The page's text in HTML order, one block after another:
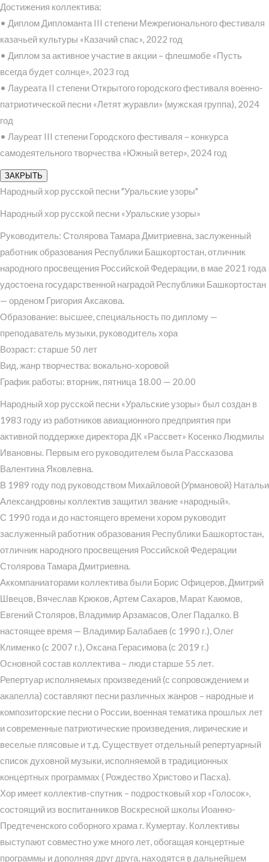
Достижения коллектива:
• Диплом Дипломанта III степени Межрегионального фестиваля
казачьей культуры «Казачий спас», 2022 год
• Диплом за активное участие в акции – флешмобе «Пусть
всегда будет солнце», 2023 год
• Лауреата II степени Открытого городского фестиваля военно-
патриотической песни «Летят журавли» (мужская группа), 2024
год
• Лауреат III степени Городского фестиваля – конкурса
самодеятельного творчества «Южный ветер», 2024 год
ЗАКРЫТЬ
Народный хор русской песни "Уральские узоры"
Народный хор русской песни «Уральские узоры»
Руководитель: Столярова Тамара Дмитриевна, заслуженный
работник образования Республики Башкортостан, отличник
народного просвещения Российской Федерации, в мае 2021 года
удостоена государственной наградой Республики Башкортостан
— орденом Григория Аксакова.
Образование: высшее, специальность по диплому —
преподаватель музыки, руководитель хора
Возраст: старше 50 лет
Вид, жанр творчества: вокально-хоровой
График работы: вторник, пятница 18.00 — 20.00
Народный хор русской песни «Уральские узоры» был создан в
1983 году из работников авиационного предприятия при
активной поддержке директора ДК «Рассвет» Косенко Людмилы
Ивановны. Первым его руководителем была Рассказова
Валентина Яковлевна.
В 1989 году под руководством Михайловой (Урмановой) Натальи
Александровны коллектив защитил звание «народный».
С 1990 года и до настоящего времени хором руководит
заслуженный работник образования Республики Башкортостан,
отличник народного просвещения Российской Федерации
Столярова Тамара Дмитриевна.
Аккомпаниаторами коллектива были Борис Офицеров, Дмитрий
Швецов, Вячеслав Крюков, Артем Сахаров, Марат Каюмов,
Евгений Столяров, Владимир Арзамасов, Олег Падалко. В
настоящее время — Владимир Балабаев (с 1990 г.), Олег
Клименко (с 2007 г.), Оксана Герасимова (с 2019 г.)
Основной состав коллектива – люди старше 55 лет.
Репертуар исполняемых произведений (с сопровождением и
акапелла) составляют песни различных жанров – народные и
композиторские песни о России, военная тематика прошлых лет
и современные патриотические произведения, лирические и
веселые плясовые и т.д. Существует отдельный репертуарный
список духовной музыки, исполняемой в традиционных
концертных программах ( Рождество Христово и Пасха).
Хор имеет коллектив-спутник – подростковый хор «Голосок»,
состоящий из воспитанников Воскресной школы Иоанно-
Предтеченского соборного храма г. Кумертау. Коллективы
выступают совместно уже много лет, обогащая концертные
программы и дополняя друг друга, находятся в дальнейшем